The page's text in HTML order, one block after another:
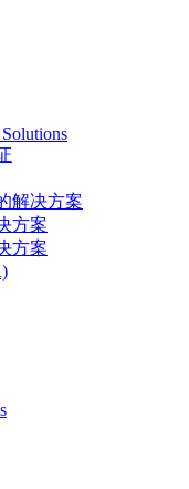
解决方案
方案
方案